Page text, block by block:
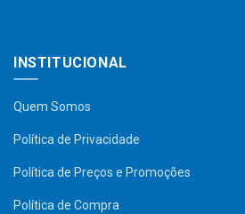
INSTITUCIONAL
Quem Somos
Política de Privacidade
Política de Preços e Promoções
Política de Compra